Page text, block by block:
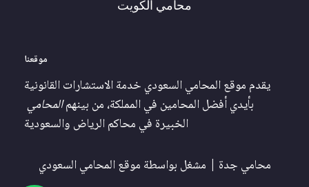
محامي الكويت
موقعنا
يقدم موقع المحامي السعودي خدمة الاستشارات القانونية
بأيدي أفضل المحامين في المملكة، من بينهمالمحامي
الخبيرة في محاكم الرياض والسعودية
محامي جدة | مشغل بواسطة موقع المحامي السعودي